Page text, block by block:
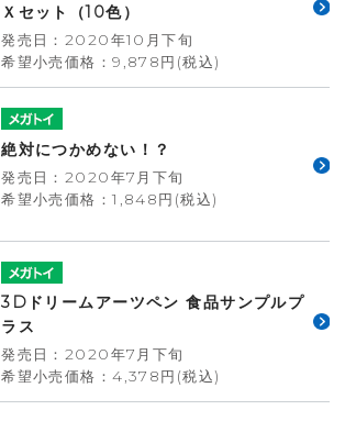
Ｘセット（10色）
発売日：2020年10月下旬
希望小売価格：9,878円(税込)
絶対につかめない！？
発売日：2020年7月下旬
希望小売価格：1,848円(税込)
3Dドリームアーツペン 食品サンプルプ
ラス
発売日：2020年7月下旬
希望小売価格：4,378円(税込)